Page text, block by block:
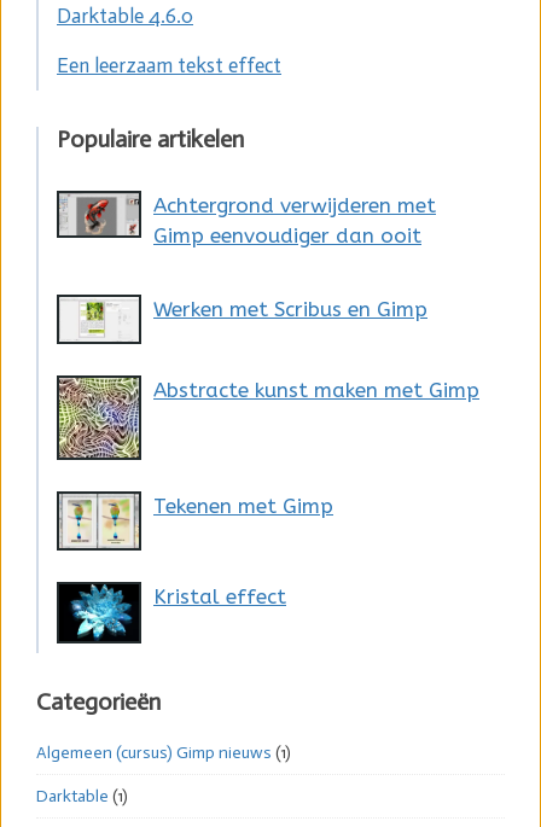
Darktable 4.6.0
Een leerzaam tekst effect
Populaire artikelen
Achtergrond verwijderen met
Gimp eenvoudiger dan ooit
Werken met Scribus en Gimp
Abstracte kunst maken met Gimp
Tekenen met Gimp
Kristal effect
Categorieën
Algemeen (cursus) Gimp nieuws (1)
Darktable (1)